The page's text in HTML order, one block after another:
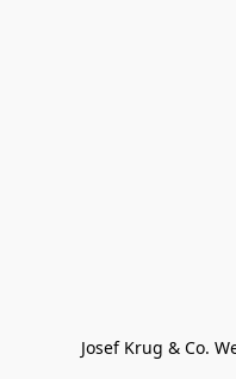
Josef Krug & Co.